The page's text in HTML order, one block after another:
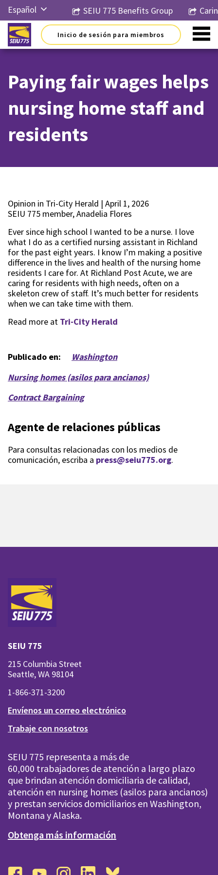
contenido
Español
English
Русский
한국어
Tiếng
Việt
SEIU 775 Benefits Group
Inicio de sesión para miembros
Paying fair wages helps
nursing home staff and
residents
Opinion in Tri-City Herald | April 1, 2026
SEIU 775 member, Anadelia Flores
Ever since high school I wanted to be a nurse. I love
what I do as a certified nursing assistant in Richland
for the past eight years. I know I’m making a positive
difference in the lives and health of the nursing home
residents I care for. At Richland Post Acute, we are
caring for residents with high needs, often on a
skeleton crew of staff. It’s much better for residents
when we can take time with them.
Read more at Tri-City Herald
Publicado en:
Washington
Nursing homes (asilos para ancianos)
Contract Bargaining
Agente de relaciones públicas
Para consultas relacionadas con los medios de
comunicación, escriba a press@seiu775.org.
SEIU 775
215 Columbia Street
Seattle, WA 98104
1-866-371-3200
Envíenos un correo electrónico
Trabaje con nosotros
SEIU 775 representa a más de
60,000 trabajadores de atención a largo plazo
que brindan atención domiciliaria de calidad,
atención en nursing homes (asilos para ancianos)
y prestan servicios domiciliarios en Washington,
Montana y Alaska.
Obtenga más información